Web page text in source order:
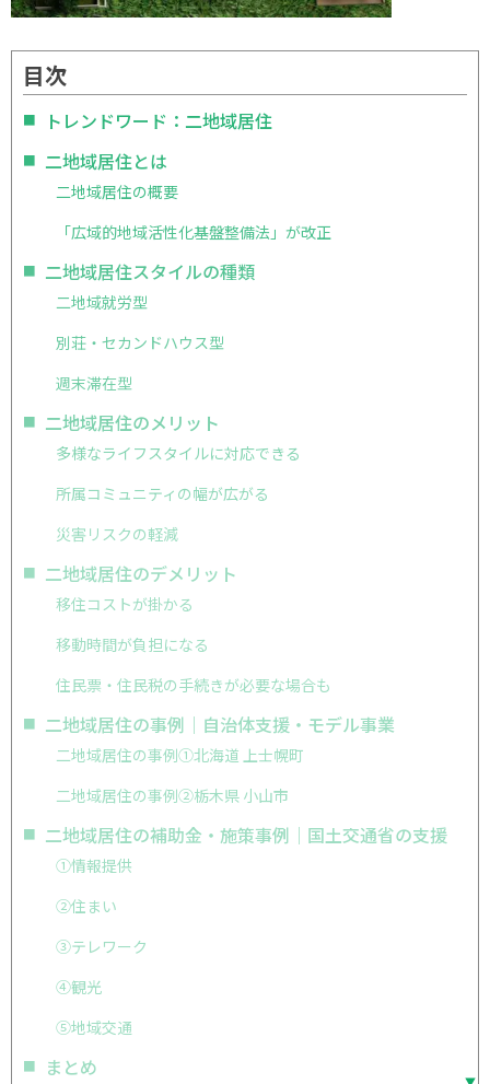
目次
トレンドワード：二地域居住
二地域居住とは
二地域居住の概要
「広域的地域活性化基盤整備法」が改正
二地域居住スタイルの種類
二地域就労型
別荘・セカンドハウス型
週末滞在型
二地域居住のメリット
多様なライフスタイルに対応できる
所属コミュニティの幅が広がる
災害リスクの軽減
二地域居住のデメリット
移住コストが掛かる
移動時間が負担になる
住民票・住民税の手続きが必要な場合も
二地域居住の事例｜自治体支援・モデル事業
二地域居住の事例①北海道 上士幌町
二地域居住の事例②栃木県 小山市
二地域居住の補助金・施策事例｜国土交通省の支援
①情報提供
②住まい
③テレワーク
④観光
⑤地域交通
まとめ